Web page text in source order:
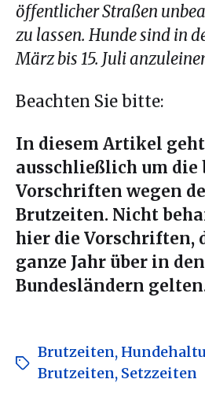
öffentlicher Straßen
zu lassen. Hunde sind in
März bis 15. Juli
Beachten Sie bitte:
In diesem Artikel geht
ausschließlich um die
Vorschriften wegen
Brutzeiten. Nicht
hier die Vorschriften,
ganze Jahr über in den
Bundesländern
Brutzeiten,
Brutzeiten, Setzzeiten